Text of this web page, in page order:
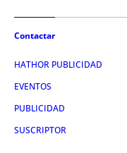
Contactar
HATHOR PUBLICIDAD
EVENTOS
PUBLICIDAD
SUSCRIPTOR